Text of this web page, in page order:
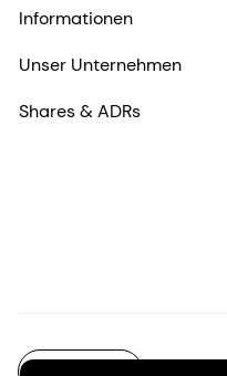
Informationen
Unser Unternehmen
Shares & ADRs